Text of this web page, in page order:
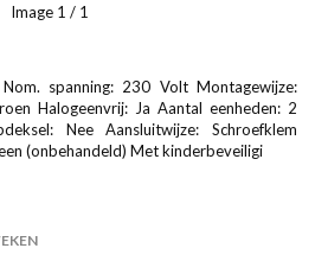
Image 1 / 1
spanning: 230 Volt Montagewijze:
Halogeenvrij: Ja Aantal eenheden: 2
Nee Aansluitwijze: Schroefklem
(onbehandeld) Met kinderbeveiligi